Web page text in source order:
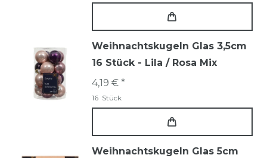
Weihnachtskugeln Glas 3,5cm
16 Stück - Lila / Rosa Mix
4,19 € *
16 Stück
Weihnachtskugeln Glas 5cm